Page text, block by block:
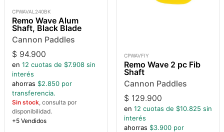
CPWAVAL240BK
Remo Wave Alum
Shaft, Black Blade
Cannon Paddles
$ 94.900
en 12 cuotas de $7.908 sin
interés
ahorras $2.850 por
transferencia.
Sin stock , consulta por
disponibilidad.
+5 Vendidos
CPWAVFIY
Remo Wave 2 pc Fib
Shaft
Cannon Paddles
$ 129.900
en 12 cuotas de $10.825 sin
interés
ahorras $3.900 por